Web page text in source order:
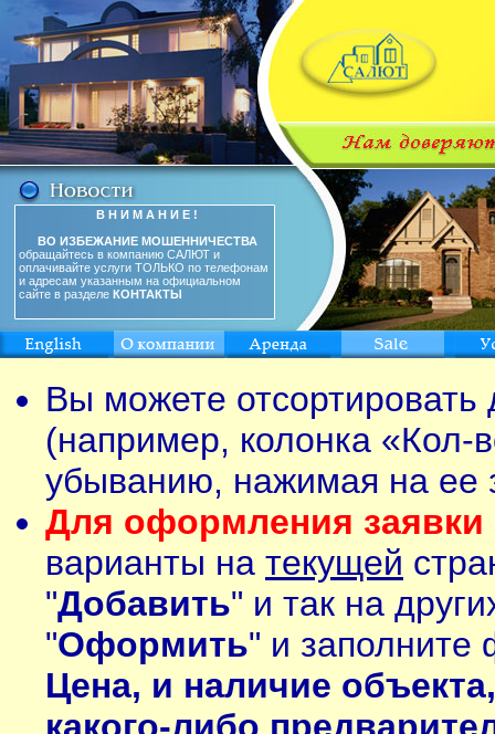
В Н И М А Н И Е !
ВО ИЗБЕЖАНИЕ МОШЕННИЧЕСТВА
обращайтесь в компанию САЛЮТ и
оплачивайте услуги ТОЛЬКО по телефонам
и адресам указанным на официальном
сайте в разделе КОНТАКТЫ
Вы можете
(например, колонка «Кол-
убыванию, нажимая на ее
Для оформления заявки
варианты на текущей
"Добавить" и так на
"Оформить" и заполните
Цена, и наличие